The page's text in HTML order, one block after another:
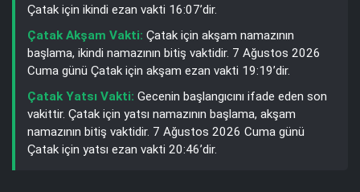
Çatak için ikindi ezan vakti 16:07’dir.
Çatak Akşam Vakti: Çatak için akşam namazının
başlama, ikindi namazının bitiş vaktidir. 7 Ağustos 2026
Cuma günü Çatak için akşam ezan vakti 19:19’dir.
Çatak Yatsı Vakti: Gecenin başlangıcını ifade eden son
vakittir. Çatak için yatsı namazının başlama, akşam
namazının bitiş vaktidir. 7 Ağustos 2026 Cuma günü
Çatak için yatsı ezan vakti 20:46’dir.